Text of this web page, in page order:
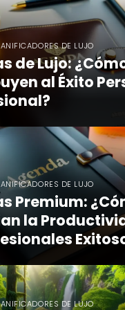
DE LUJO
de Lujo:
al Éxito
DE LUJO
Premium:
la
DE LUJO